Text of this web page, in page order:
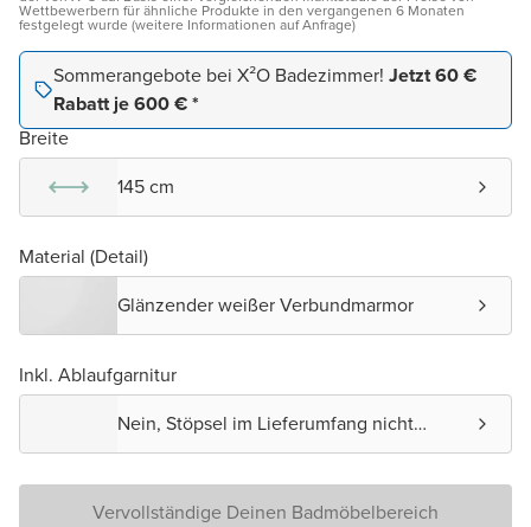
Wettbewerbern für ähnliche Produkte in den vergangenen 6 Monaten
festgelegt wurde (weitere Informationen auf Anfrage)
Sommerangebote bei X²O Badezimmer! Jetzt 60 €
Rabatt je 600 € *
Breite
145 cm
Material (Detail)
Glänzender weißer Verbundmarmor
Inkl. Ablaufgarnitur
Nein, Stöpsel im Lieferumfang nicht
enthalten.
Vervollständige Deinen Badmöbelbereich